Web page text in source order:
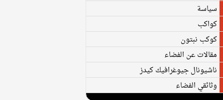
سياسة
كواكب
كوكب نبتون
مقالات عن الفضاء
ناشيونال جيوغرافيك كيدز
وثائقي الفضاء